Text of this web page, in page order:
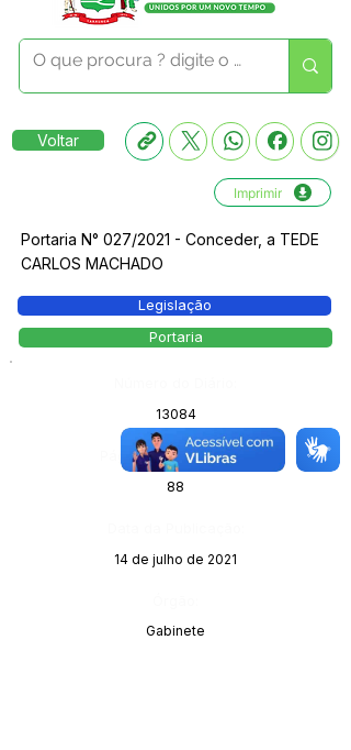
Voltar
Imprimir
Portaria N° 027/2021 - Conceder, a TEDE
CARLOS MACHADO
Legislação
Portaria
13084
Página da Publicação:
88
14 de julho de 2021
Gabinete